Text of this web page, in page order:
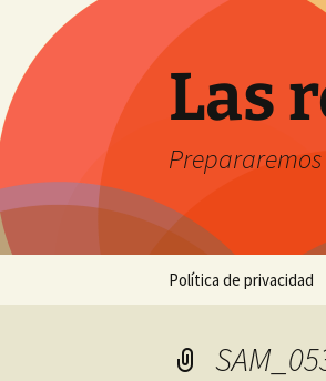
contenido
Las
Política de privacidad